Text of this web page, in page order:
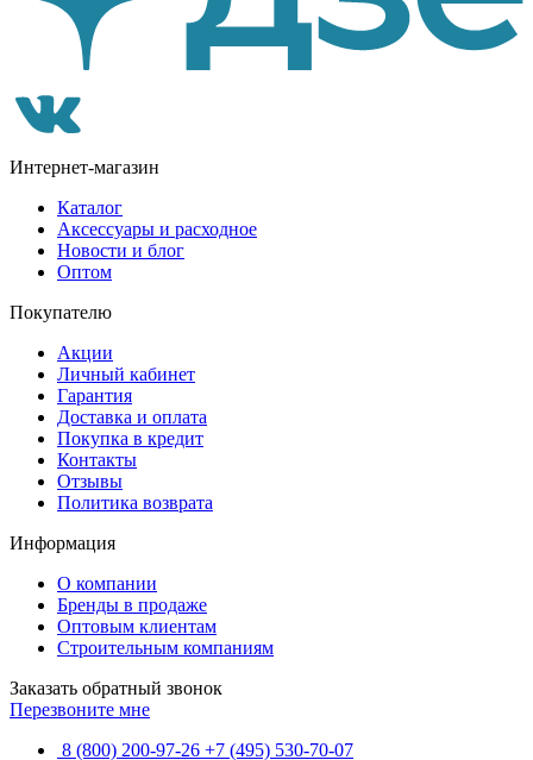
Интернет-магазин
Каталог
Аксессуары и расходное
Новости и блог
Оптом
Покупателю
Акции
Личный кабинет
Гарантия
Доставка и оплата
Покупка в кредит
Контакты
Отзывы
Политика возврата
Информация
О компании
Бренды в продаже
Оптовым клиентам
Строительным компаниям
Заказать обратный звонок
Перезвоните мне
8 (800) 200-97-26 +7 (495) 530-70-07